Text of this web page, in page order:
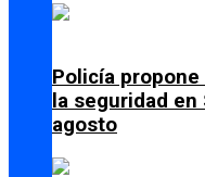
Policía
la seguridad
agosto